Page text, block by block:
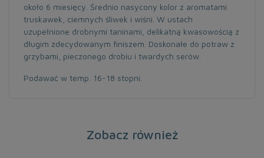
około 6 miesięcy. Średnio nasycony kolor z aromatami
truskawek, ciemnych śliwek i wiśni. W ustach
uzupełnione drobnymi taninami, delikatną kwasowością z
długim zdecydowanym finiszem. Doskonałe do potraw z
grzybami, pieczonego drobiu i twardych serów.
Podawać w temp. 16-18 stopni.
Zobacz również